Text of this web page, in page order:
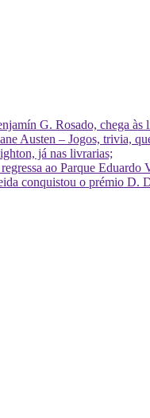
G. Rosado, chega às
Austen – Jogos, trivia,
já nas livrarias;
ao Parque
conquistou o prémio D.